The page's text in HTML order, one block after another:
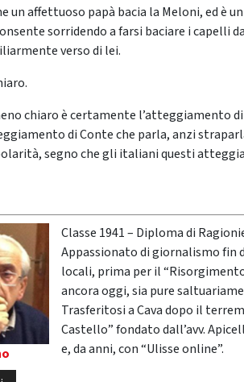
un affettuoso papà bacia la Meloni, ed è
sorridendo a farsi baciare i capelli
verso di lei.
chiaro è certamente l’atteggiamento di
di Conte che parla, anzi
segno che gli italiani questi
Classe 1941 – Diploma di
Appassionato di giornalismo fin
locali, prima per il
ancora oggi, sia pure
Trasferitosi a Cava dopo il
Castello” fondato dall’avv.
e, da anni, con “Ulisse online”.